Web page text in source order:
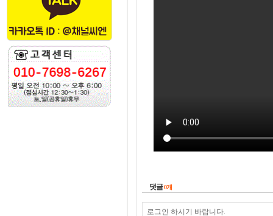
댓글0개